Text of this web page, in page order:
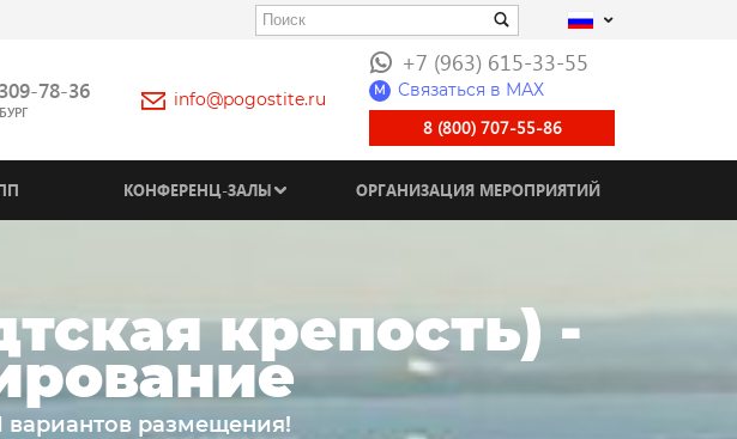
78-36 info@pogostite.ru
+7 (963) 615-33-55
M Связаться в МАХ
8 (800) 707-55-86
КОНФЕРЕНЦ-ЗАЛЫ ОРГАНИЗАЦИЯ МЕРОПРИЯТИЙ
крепость) -
вариантов размещения!